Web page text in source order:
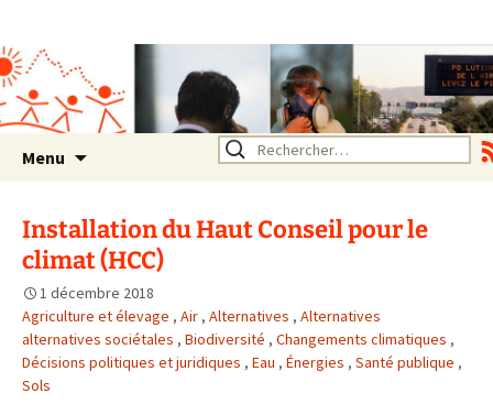
Rhône Alpes
Un environnement sain pour
la santé de tous
Menu Rechercher :
Installation du Haut Conseil pour le
climat (HCC)
1 décembre 2018
Agriculture et élevage , Air , Alternatives , Alternatives
alternatives sociétales , Biodiversité , Changements climatiques ,
Décisions politiques et juridiques , Eau , Énergies , Santé publique ,
Sols